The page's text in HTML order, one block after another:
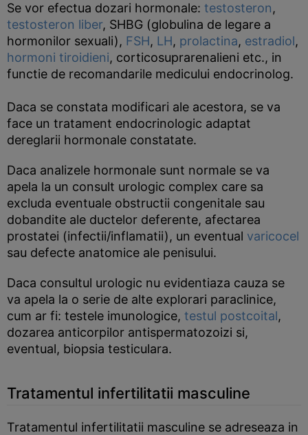
Se vor efectua dozari hormonale: testosteron,
testosteron liber, SHBG (globulina de legare a
hormonilor sexuali), FSH, LH, prolactina, estradiol,
hormoni tiroidieni, corticosuprarenalieni etc., in
functie de recomandarile medicului endocrinolog.
Daca se constata modificari ale acestora, se va
face un tratament endocrinologic adaptat
dereglarii hormonale constatate.
Daca analizele hormonale sunt normale se va
apela la un consult urologic complex care sa
excluda eventuale obstructii congenitale sau
dobandite ale ductelor deferente, afectarea
prostatei (infectii/inflamatii), un eventual varicocel
sau defecte anatomice ale penisului.
Daca consultul urologic nu evidentiaza cauza se
va apela la o serie de alte explorari paraclinice,
cum ar fi: testele imunologice, testul postcoital,
dozarea anticorpilor antispermatozoizi si,
eventual, biopsia testiculara.
Tratamentul infertilitatii masculine
Tratamentul infertilitatii masculine se adreseaza in